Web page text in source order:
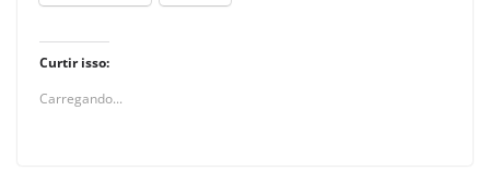
Curtir isso:
Carregando...